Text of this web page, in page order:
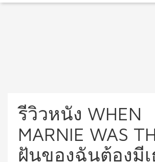
รีวิวหนัง WHEN
MARNIE WAS
ฝันของฉันต้องมีเ